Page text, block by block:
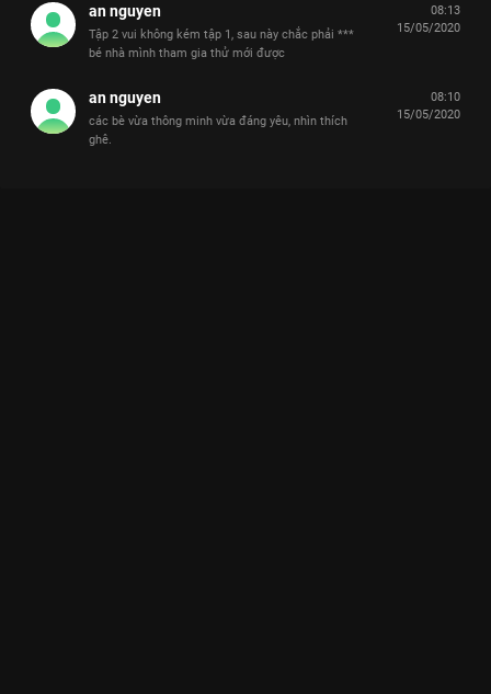
an nguyen
Tập 2 vui không kém tập 1, sau này chắc phải ***
bé nhà mình tham gia thử mới được
08:13
15/05/2020
an nguyen
các bè vừa thông minh vừa đáng yêu, nhìn thích
ghê.
08:10
15/05/2020